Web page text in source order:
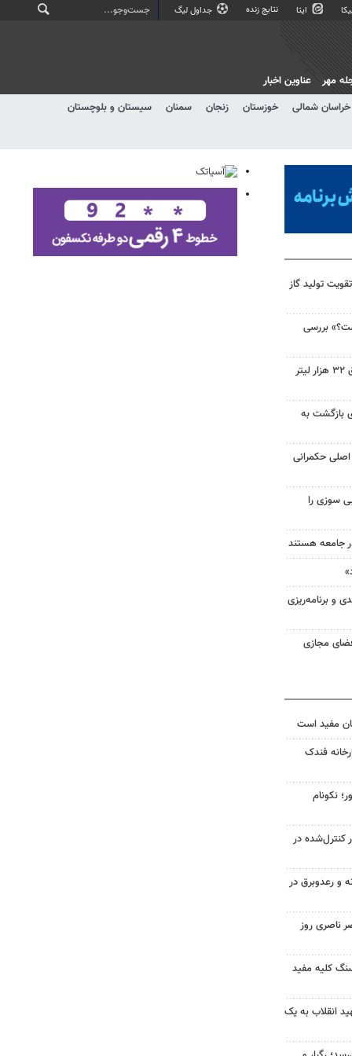
ایتا نتایج زنده جداول لیگ
خراسان شمالی خوزستان زنجان سمنان
سیستان و بلوچستان
مهر عناوین اخبار
تولید گاز
بررسی
کشف شبکه سازمان‌یافته قاچاق ۳۲ هزار لیتر
بازگشت به
حکمرانی
سوزی را
جامعه هستند
و برنامه‌ریزی
مجازی
مفید است
فندک
نکونام
کنترل‌شده در
و رعدوبرق در
ناصری روز
سنگ کلیه مفید
انقلاب به یک